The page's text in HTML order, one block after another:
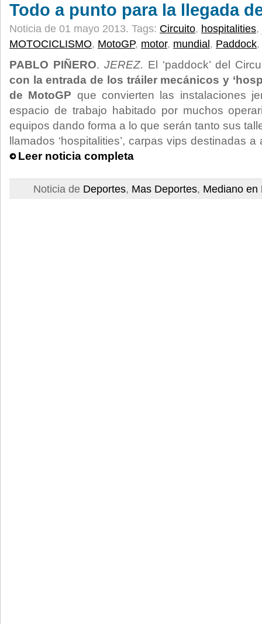
Todo a punto para la llegada
Noticia de 01 mayo 2013. Tags: Circuito, hospitalities,
MOTOCICLISMO, MotoGP, motor, mundial , Paddock,
PABLO PIÑERO. JEREZ. El ‘paddock’ del
con la entrada de los tráiler mecánicos y
de MotoGP que convierten las instalaciones
espacio de trabajo habitado por muchos
equipos dando forma a lo que serán tanto sus
llamados ‘hospitalities’, carpas vips destinadas
Leer noticia completa
Noticia de Deportes, Mas Deportes, Mediano en